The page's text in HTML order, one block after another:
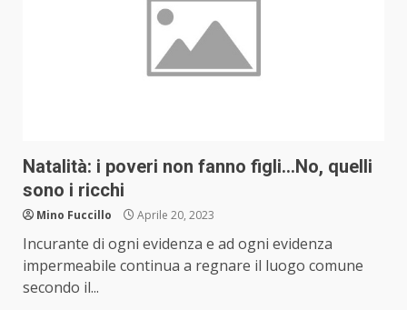
Natalità: i poveri non fanno figli…No, quelli
sono i ricchi
Mino Fuccillo Aprile 20, 2023
Incurante di ogni evidenza e ad ogni evidenza
impermeabile continua a regnare il luogo comune
secondo il...